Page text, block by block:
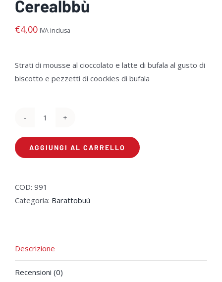
Cerealbbù
€4,00 IVA inclusa
Strati di mousse al cioccolato e latte di bufala al gusto di
biscotto e pezzetti di coockies di bufala
Cerealbbù
quantità
AGGIUNGI AL CARRELLO
COD: 991
Categoria: Barattobuù
Descrizione
Recensioni (0)